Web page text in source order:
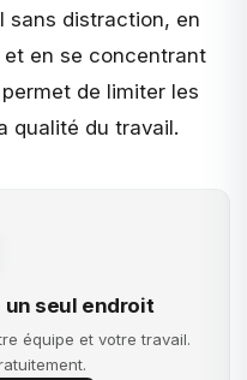
sans distraction, en
en se concentrant
de limiter les
qualité du travail.
un seul endroit
équipe et votre travail.